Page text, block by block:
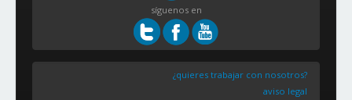
síguenos en
¿quieres trabajar con nosotros?
aviso legal